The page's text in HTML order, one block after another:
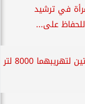
في ترشيد
على...
” تموين قنا ” يضبط سيارتين لتهريبهما 8000 لتر